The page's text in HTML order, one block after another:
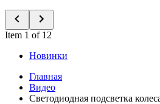
Item 1 of 12
Новинки
Главная
Видео
Светодиодная подсветка